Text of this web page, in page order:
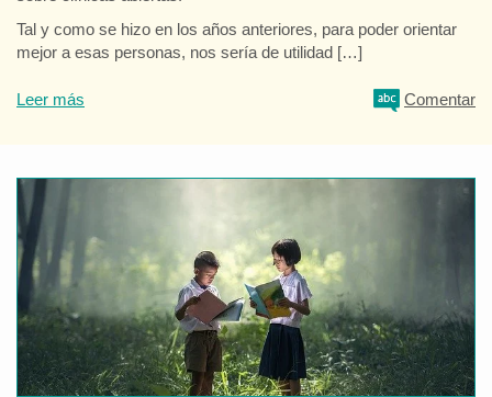
Tal y como se hizo en los años anteriores, para poder orientar
mejor a esas personas, nos sería de utilidad […]
Leer más Comentar